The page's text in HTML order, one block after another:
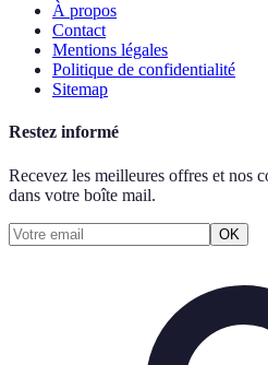
À propos
Contact
Mentions légales
Politique de confidentialité
Sitemap
Restez informé
Recevez les meilleures offres et nos
dans votre boîte mail.
OK